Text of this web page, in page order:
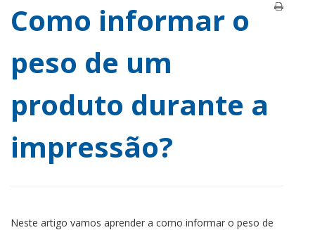
Como informar o
peso de um
produto durante a
impressão?
Neste artigo vamos aprender a como informar o peso de